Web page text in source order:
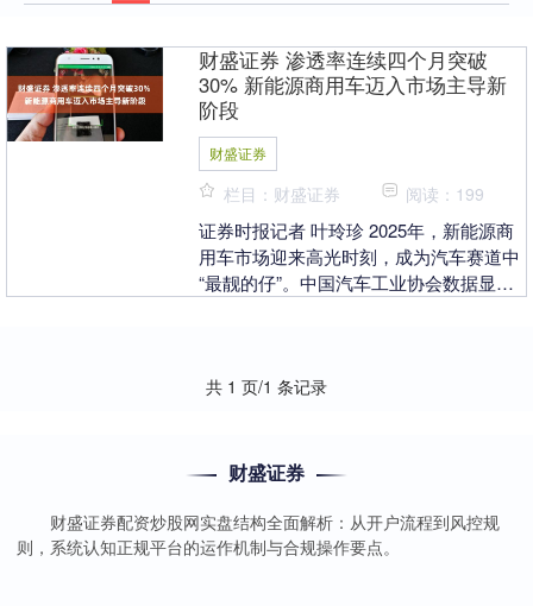
财盛证券 渗透率连续四个月突破
30% 新能源商用车迈入市场主导新
阶段
财盛证券
栏目：财盛证券 阅读：199
证券时报记者 叶玲珍 2025年，新能源商
用车市场迎来高光时刻，成为汽车赛道中
“最靓的仔”。中国汽车工业协会数据显
共 1 页/1 条记录
财盛证券
财盛证券配资炒股网实盘结构全面解析：从开户流程到风控规
则，系统认知正规平台的运作机制与合规操作要点。